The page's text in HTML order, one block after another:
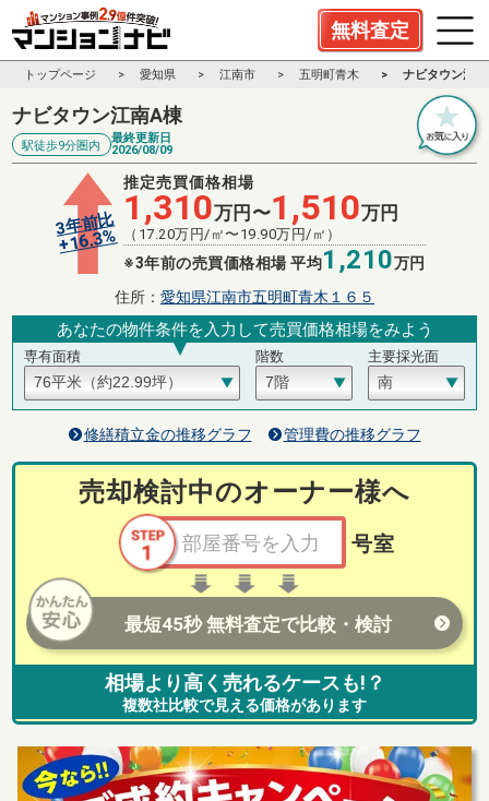
無料査定
トップページ 愛知県 江南市 五明町青木 ナビタウン江
ナビタウン江南A棟
駅徒歩9分圏内
最終更新日
2026/08/09
3年前比
+16.3%
推定売買価格相場
1,310万円〜1,510万円
（ 17.20万円/㎡〜 19.90万円/㎡）
※3年前の売買価格相場 平均1,210万円
住所： 愛知県江南市五明町青木１６５
あなたの物件条件を入力して売買価格相場をみよう
専有面積 階数 主要採光面
修繕積立金の推移グラフ 管理費の推移グラフ
売却検討中のオーナー様へ
号室
最短45秒 無料査定で比較・検討
相場より高く売れるケースも!？
複数社比較で見える価格があります